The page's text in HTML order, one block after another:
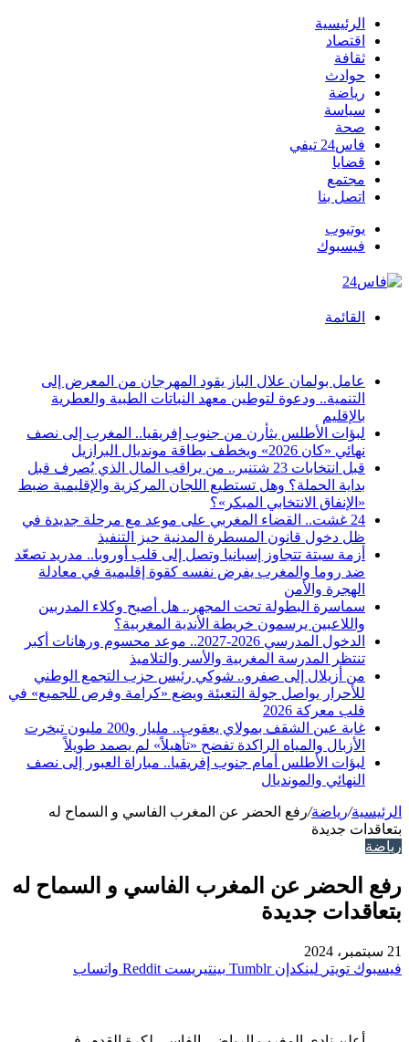
الرئيسية
اقتصاد
ثقافة
حوادث
رياضة
سياسة
صحة
فاس24 تيفي
قضايا
مجتمع
اتصل بنا
يوتيوب
فيسبوك
القائمة
عامل بولمان علال الباز يقود المهرجان من المعرض إلى
التنمية.. ودعوة لتوطين معهد النباتات الطبية والعطرية
بالإقليم
لبؤات الأطلس يثأرن من جنوب إفريقيا.. المغرب إلى نصف
نهائي «كان 2026» ويخطف بطاقة مونديال البرازيل
قبل انتخابات 23 شتنبر.. من يراقب المال الذي يُصرف قبل
بداية الحملة؟ وهل تستطيع اللجان المركزية والإقليمية ضبط
«الإنفاق الانتخابي المبكر»؟
24 غشت.. القضاء المغربي على موعد مع مرحلة جديدة في
ظل دخول قانون المسطرة المدنية حيز التنفيذ
أزمة سبتة تتجاوز إسبانيا وتصل إلى قلب أوروبا.. مدريد تصعّد
ضد روما والمغرب يفرض نفسه كقوة إقليمية في معادلة
الهجرة والأمن
سماسرة البطولة تحت المجهر.. هل أصبح وكلاء المدربين
واللاعبين يرسمون خريطة الأندية المغربية؟
الدخول المدرسي 2026-2027.. موعد محسوم ورهانات أكبر
تنتظر المدرسة المغربية والأسر والتلاميذ
من أزيلال إلى صفرو.. شوكي رئيس حزب التجمع الوطني
للأحرار يواصل جولة التعبئة ويضع «كرامة وفرص للجميع» في
قلب معركة 2026
غابة عين الشقف بمولاي يعقوب.. مليار و200 مليون تبخرت
الأزبال والمياه الراكدة تفضح «تأهيلاً» لم يصمد طويلاً
لبؤات الأطلس أمام جنوب إفريقيا.. مباراة العبور إلى نصف
النهائي والمونديال
الرئيسية/رياضة/رفع الحضر عن المغرب الفاسي و السماح له
بتعاقدات جديدة
رياضة
رفع الحضر عن المغرب الفاسي و السماح له
بتعاقدات جديدة
21 سبتمبر، 2024
فيسبوك تويتر لينكدإن بينتيريست واتساب